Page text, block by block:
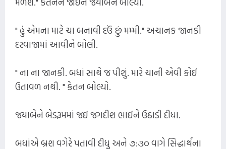
" હું એમના માટે ચા બનાવી દઉં છું મમ્મી." અચાનક જાનકી
દરવાજામાં આવીને બોલી.
" ના ના જાનકી. બધાં સાથે જ પીશું. મારે ચાની એવી કોઈ
ઉતાવળ નથી. " કેતન બોલ્યો.
જયાબેને બેડરૂમમાં જઈ જગદીશ ભાઈને ઉઠાડી દીધા.
બધાંએ બ્રશ વગેરે પતાવી દીધુ અને ૭:૩૦ વાગે સિદ્ધાર્થના